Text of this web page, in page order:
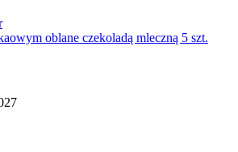
oblane czekoladą mleczną 5 szt.